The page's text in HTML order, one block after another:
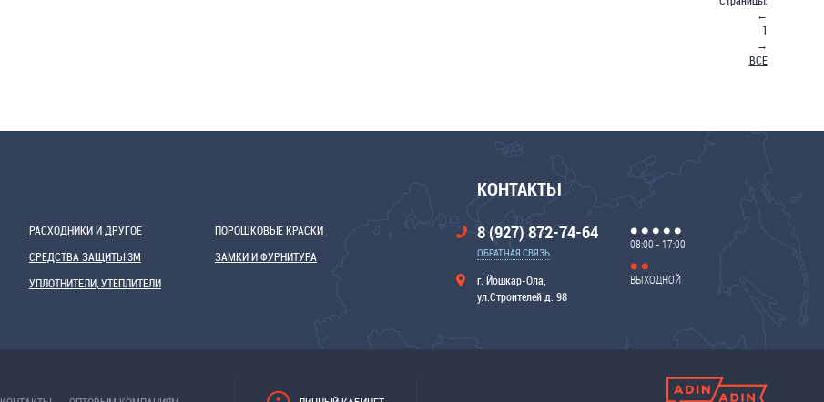
←
1
→
ВСЕ
РАСХОДНИКИ И ДРУГОЕ
СРЕДСТВА ЗАЩИТЫ 3М
УПЛОТНИТЕЛИ, УТЕПЛИТЕЛИ
ПОРОШКОВЫЕ КРАСКИ
ЗАМКИ И ФУРНИТУРА
КОНТАКТЫ
8 (927) 872-74-64
ОБРАТНАЯ СВЯЗЬ
г. Йошкар-Ола,
ул.Строителей д. 98
08:00 - 17:00
ВЫХОДНОЙ